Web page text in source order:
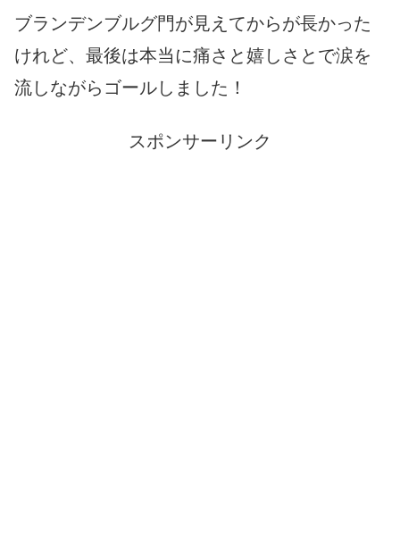
ブランデンブルグ門が見えてからが長かった
けれど、最後は本当に痛さと嬉しさとで涙を
流しながらゴールしました！
スポンサーリンク